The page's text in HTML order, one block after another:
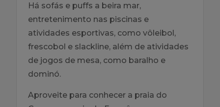
Há sofás e puffs a beira mar,
entretenimento nas piscinas e
atividades esportivas, como vôleibol,
frescobol e slackline, além de atividades
de jogos de mesa, como baralho e
dominó.
Aproveite para conhecer a praia do